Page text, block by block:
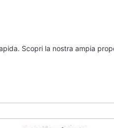
Barbara
Vedi tutti
Scopri la nostra ampia